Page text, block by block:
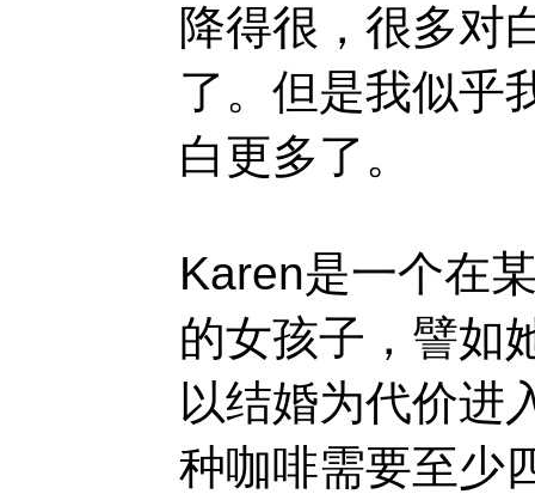
降得很，很多对
了。但是我似乎
白更多了。
Karen是一个在
的女孩子，譬如
以结婚为代价进
种咖啡需要至少